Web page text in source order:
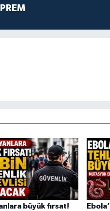
büyük fırsat!